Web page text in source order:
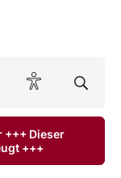
lesen
+++ Dieser
+++